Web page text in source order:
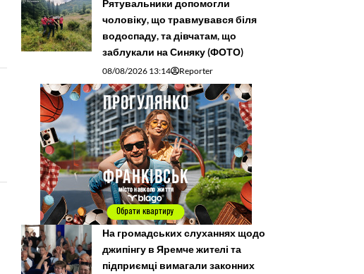
Рятувальники допомогли
чоловіку, що травмувався біля
водоспаду, та дівчатам, що
заблукали на Синяку (ФОТО)
08/08/2026 13:14 Reporter
На громадських слуханнях щодо
джипінгу в Яремче житeлі та
підприємці вимагали законних